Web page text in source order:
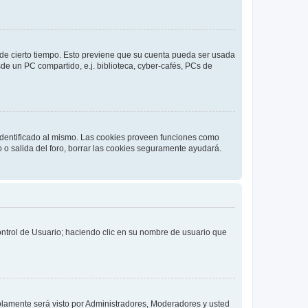
cierto tiempo. Esto previene que su cuenta pueda ser usada
un PC compartido, e.j. biblioteca, cyber-cafés, PCs de
al mismo. Las cookies proveen funciones como
salida del foro, borrar las cookies seguramente ayudará.
de Usuario; haciendo clic en su nombre de usuario que
será visto por Administradores, Moderadores y usted